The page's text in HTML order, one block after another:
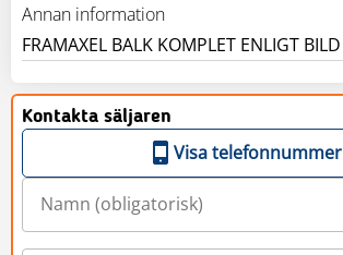
Annan information
FRAMAXEL BALK KOMPLET ENLIGT BILD
Kontakta säljaren
Visa telefonnummer